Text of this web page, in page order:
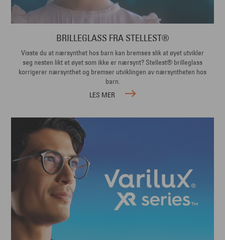
BRILLEGLASS FRA STELLEST®
Visste du at nærsynthet hos barn kan bremses slik at øyet utvikler
seg nesten likt et øyet som ikke er nærsynt? Stellest® brilleglass
korrigerer nærsynthet og bremser utviklingen av nærsyntheten hos
barn.
LES MER